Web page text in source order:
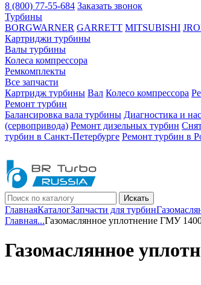
8 (800) 77-55-684 Заказать звонок
Турбины
BORGWARNER GARRETT MITSUBISHI
Картриджи турбины
Валы турбины
Колеса компрессора
Ремкомплекты
Все запчасти
Картридж турбины Вал Колесо компрессора
Ремонт турбин
Балансировка вала турбины Диагностика и
(сервопривода) Ремонт дизельных турбин
турбин в Санкт-Петербурге Ремонт турбин в
Искать
ГлавнаяКаталогЗапчасти для турбин
Главная...Газомаслянное уплотнение ГМУ
Газомаслянное